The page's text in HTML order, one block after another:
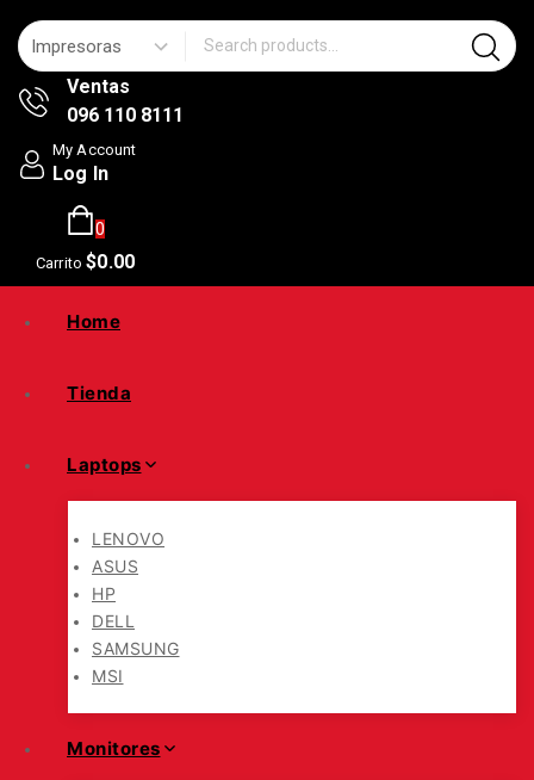
Search for:
Ventas
096 110 8111
My Account
Log In
0
Carrito $0.00
Home
Tienda
Laptops
LENOVO
ASUS
HP
DELL
SAMSUNG
MSI
Monitores